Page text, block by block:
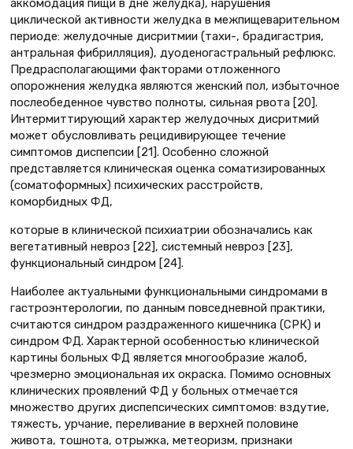
аккомодация пищи в дне желудка), нарушения
циклической активности желудка в межпищеварительном
периоде: желудочные дисритмии (тахи-, брадигастрия,
антральная фибрилляция), дуоденогастральный рефлюкс.
Предрасполагающими факторами отложенного
опорожнения желудка являются женский пол, избыточное
послеобеденное чувство полноты, сильная рвота [20].
Интермиттирующий характер желудочных дисритмий
может обусловливать рецидивирующее течение
симптомов диспепсии [21]. Особенно сложной
представляется клиническая оценка соматизированных
(соматоформных) психических рас­стройств,
коморбидных ФД,
которые в клинической психиатрии обозначались как
вегетативный невроз [22], системный невроз [23],
функциональный синдром [24].
Наиболее актуальными функциональными синдромами в
гастроэнтерологии, по данным повседневной практики,
считаются синдром раздраженного кишечника (СРК) и
синдром ФД. Характерной особенностью клинической
картины больных ФД является многообразие жалоб,
чрезмерно эмоциональная их окраска. Помимо основных
клинических проявлений ФД у больных отмечается
множество других диспепсических симптомов: вздутие,
тяжесть, урчание, переливание в верхней половине
живота, тошнота, отрыжка, метеоризм, признаки